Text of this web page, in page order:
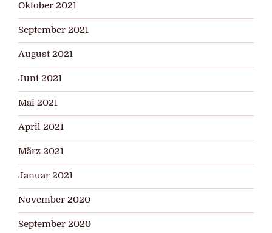
Oktober 2021
September 2021
August 2021
Juni 2021
Mai 2021
April 2021
März 2021
Januar 2021
November 2020
September 2020